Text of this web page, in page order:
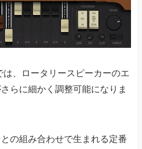
は、ロータリースピーカーのエ
らに細かく調整可能になりま
の組み合わせで生まれる定番